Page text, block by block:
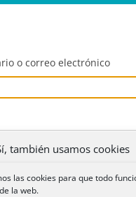
también usamos cookies
las cookies para que todo
la web.
o correo electrónico